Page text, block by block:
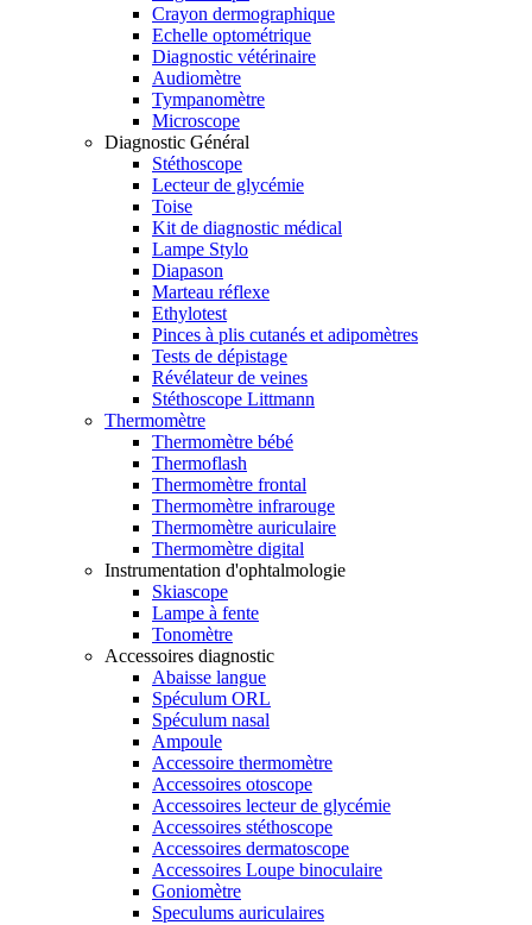
Crayon dermographique
Echelle optométrique
Diagnostic vétérinaire
Audiomètre
Tympanomètre
Microscope
Diagnostic Général
Stéthoscope
Lecteur de glycémie
Toise
Kit de diagnostic médical
Lampe Stylo
Diapason
Marteau réflexe
Ethylotest
Pinces à plis cutanés et adipomètres
Tests de dépistage
Révélateur de veines
Stéthoscope Littmann
Thermomètre
Thermomètre bébé
Thermoflash
Thermomètre frontal
Thermomètre infrarouge
Thermomètre auriculaire
Thermomètre digital
Instrumentation d'ophtalmologie
Skiascope
Lampe à fente
Tonomètre
Accessoires diagnostic
Abaisse langue
Spéculum ORL
Spéculum nasal
Ampoule
Accessoire thermomètre
Accessoires otoscope
Accessoires lecteur de glycémie
Accessoires stéthoscope
Accessoires dermatoscope
Accessoires Loupe binoculaire
Goniomètre
Speculums auriculaires